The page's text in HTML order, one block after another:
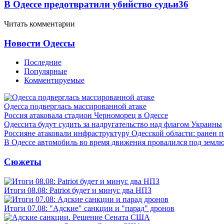
В Одессе предотвратили убийство судьи36
Читать комментарии
Новости Одессы
Последние
Популярные
Комментируемые
Одесса подверглась массированной атаке
Россия атаковала стадион Черноморец в Одессе
Одессита будут судить за надругательство над флагом Украины
Россияне атаковали инфраструктуру Одесской области: ранен
В Одессе автомобиль во время движения провалился под
Сюжеты
Итоги 08.08: Patriot будет и минус два НПЗ
Итоги 07.08: "Адские" санкции и "парад" дронов